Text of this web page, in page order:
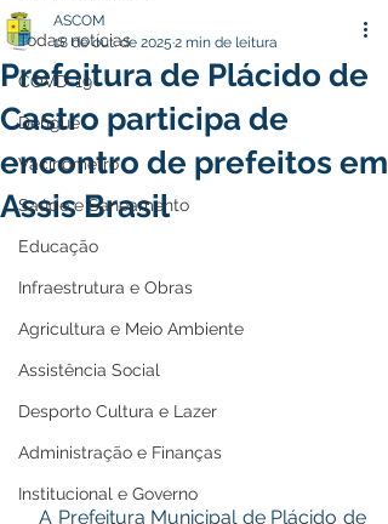
Todas notícias
COVD-19
Dengue
Vacinômetro
Saúde e Saneamento
Educação
Infraestrutura e Obras
Agricultura e Meio Ambiente
Assistência Social
Desporto Cultura e Lazer
Administração e Finanças
Institucional e Governo
Prefeitura de Plácido de
Castro participa de
encontro de prefeitos em
Assis Brasil
ASCOM
18 de out. de 2025 2 min de leitura